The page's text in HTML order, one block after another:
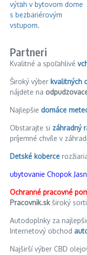
Partneri
Kvalitné a spoľahlivé
Široký výber kvalitných
nájdete na
Najlepšie domáce
Obstarajte si záhradný
príjemné chvíle v
Detské koberce
ubytovanie Chopok
Ochranné pracovné
Pracovnik.skširoký
Autodoplnky za
Internetový obchod
Najširší výber CBD